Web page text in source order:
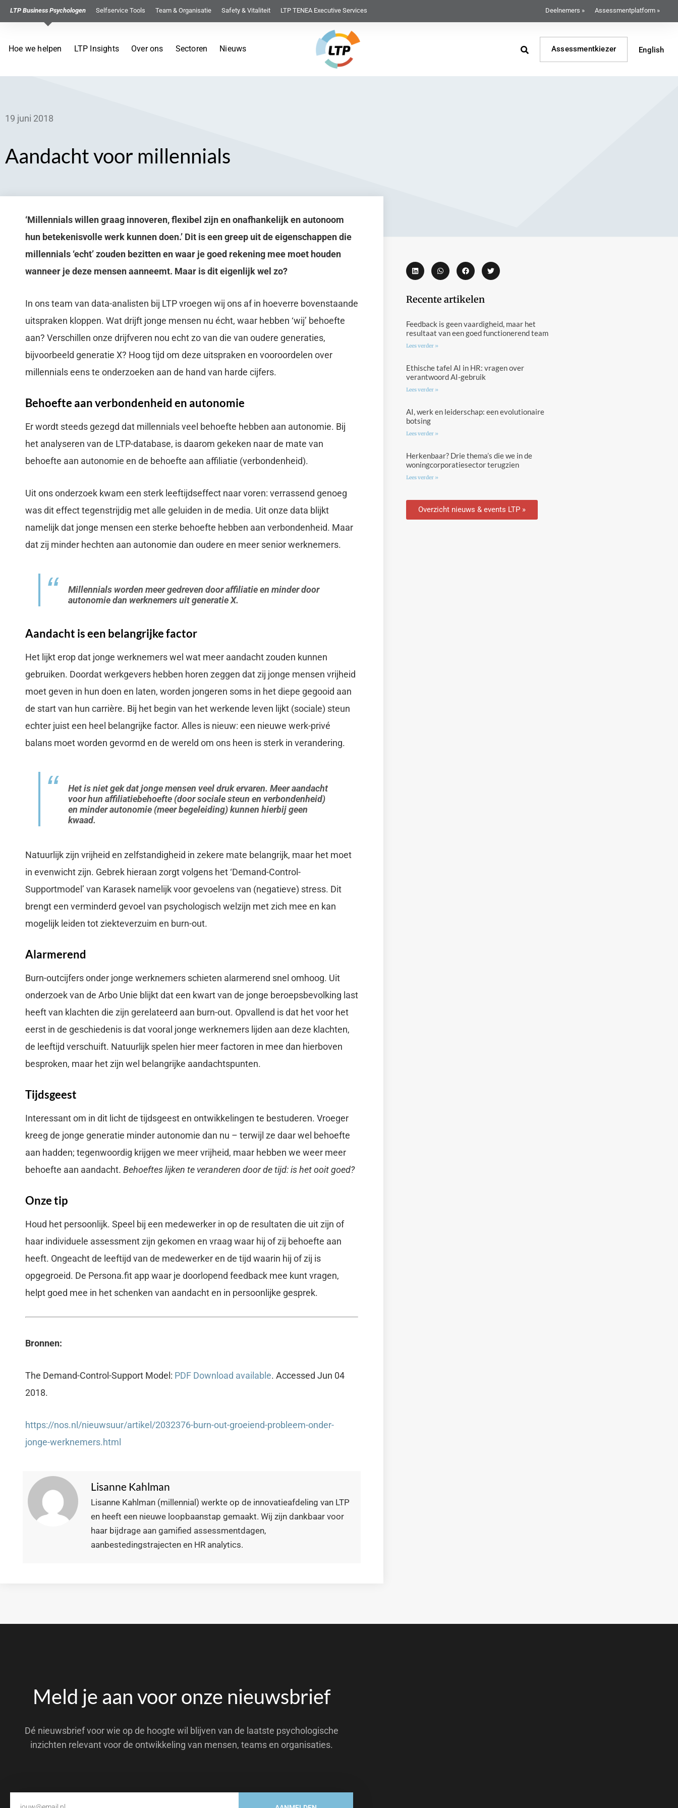
LTP Business Psychologen Selfservice Tools Team & Organisatie Safety & Vitaliteit LTP TENEA Executive Services Deelnemers » Assessmentplatform »
Hoe we helpen LTP Insights Over ons Sectoren Nieuws Assessmentkiezer English
19 juni 2018
Aandacht voor millennials
‘Millennials willen graag innoveren, flexibel zijn en onafhankelijk en autonoom
hun betekenisvolle werk kunnen doen.’ Dit is een greep uit de eigenschappen die
millennials ‘echt’ zouden bezitten en waar je goed rekening mee moet houden
wanneer je deze mensen aanneemt. Maar is dit eigenlijk wel zo?
In ons team van data-analisten bij LTP vroegen wij ons af in hoeverre bovenstaande
uitspraken kloppen. Wat drijft jonge mensen nu écht, waar hebben ‘wij’ behoefte
aan? Verschillen onze drijfveren nou echt zo van die van oudere generaties,
bijvoorbeeld generatie X? Hoog tijd om deze uitspraken en vooroordelen over
millennials eens te onderzoeken aan de hand van harde cijfers.
Behoefte aan verbondenheid en autonomie
Er wordt steeds gezegd dat millennials veel behoefte hebben aan autonomie. Bij
het analyseren van de LTP-database, is daarom gekeken naar de mate van
behoefte aan autonomie en de behoefte aan affiliatie (verbondenheid).
Uit ons onderzoek kwam een sterk leeftijdseffect naar voren: verrassend genoeg
was dit effect tegenstrijdig met alle geluiden in de media. Uit onze data blijkt
namelijk dat jonge mensen een sterke behoefte hebben aan verbondenheid. Maar
dat zij minder hechten aan autonomie dan oudere en meer senior werknemers.
Millennials worden meer gedreven door affiliatie en minder door
autonomie dan werknemers uit generatie X.
Aandacht is een belangrijke factor
Het lijkt erop dat jonge werknemers wel wat meer aandacht zouden kunnen
gebruiken. Doordat werkgevers hebben horen zeggen dat zij jonge mensen vrijheid
moet geven in hun doen en laten, worden jongeren soms in het diepe gegooid aan
de start van hun carrière. Bij het begin van het werkende leven lijkt (sociale) steun
echter juist een heel belangrijke factor. Alles is nieuw: een nieuwe werk-privé
balans moet worden gevormd en de wereld om ons heen is sterk in verandering.
Het is niet gek dat jonge mensen veel druk ervaren. Meer aandacht
voor hun affiliatiebehoefte (door sociale steun en verbondenheid)
en minder autonomie (meer begeleiding) kunnen hierbij geen
kwaad.
Natuurlijk zijn vrijheid en zelfstandigheid in zekere mate belangrijk, maar het moet
in evenwicht zijn. Gebrek hieraan zorgt volgens het ‘Demand-Control-
Supportmodel’ van Karasek namelijk voor gevoelens van (negatieve) stress. Dit
brengt een verminderd gevoel van psychologisch welzijn met zich mee en kan
mogelijk leiden tot ziekteverzuim en burn-out.
Alarmerend
Burn-outcijfers onder jonge werknemers schieten alarmerend snel omhoog. Uit
onderzoek van de Arbo Unie blijkt dat een kwart van de jonge beroepsbevolking last
heeft van klachten die zijn gerelateerd aan burn-out. Opvallend is dat het voor het
eerst in de geschiedenis is dat vooral jonge werknemers lijden aan deze klachten,
de leeftijd verschuift. Natuurlijk spelen hier meer factoren in mee dan hierboven
besproken, maar het zijn wel belangrijke aandachtspunten.
Tijdsgeest
Interessant om in dit licht de tijdsgeest en ontwikkelingen te bestuderen. Vroeger
kreeg de jonge generatie minder autonomie dan nu – terwijl ze daar wel behoefte
aan hadden; tegenwoordig krijgen we meer vrijheid, maar hebben we weer meer
behoefte aan aandacht. Behoeftes lijken te veranderen door de tijd: is het ooit goed?
Onze tip
Houd het persoonlijk. Speel bij een medewerker in op de resultaten die uit zijn of
haar individuele assessment zijn gekomen en vraag waar hij of zij behoefte aan
heeft. Ongeacht de leeftijd van de medewerker en de tijd waarin hij of zij is
opgegroeid. De Persona.fit app waar je doorlopend feedback mee kunt vragen,
helpt goed mee in het schenken van aandacht en in persoonlijke gesprek.
Bronnen:
The Demand-Control-Support Model: PDF Download available. Accessed Jun 04
2018.
https://nos.nl/nieuwsuur/artikel/2032376-burn-out-groeiend-probleem-onder-
jonge-werknemers.html
Lisanne Kahlman
Lisanne Kahlman (millennial) werkte op de innovatieafdeling van LTP
en heeft een nieuwe loopbaanstap gemaakt. Wij zijn dankbaar voor
haar bijdrage aan gamified assessmentdagen,
aanbestedingstrajecten en HR analytics.
Recente artikelen
Feedback is geen vaardigheid, maar het
resultaat van een goed functionerend team
Lees verder »
Ethische tafel AI in HR: vragen over
verantwoord AI-gebruik
Lees verder »
AI, werk en leiderschap: een evolutionaire
botsing
Lees verder »
Herkenbaar? Drie thema’s die we in de
woningcorporatiesector terugzien
Lees verder »
Overzicht nieuws & events LTP »
Meld je aan voor onze nieuwsbrief
Dé nieuwsbrief voor wie op de hoogte wil blijven van de laatste psychologische
inzichten relevant voor de ontwikkeling van mensen, teams en organisaties.